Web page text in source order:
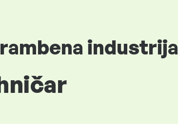
industrija